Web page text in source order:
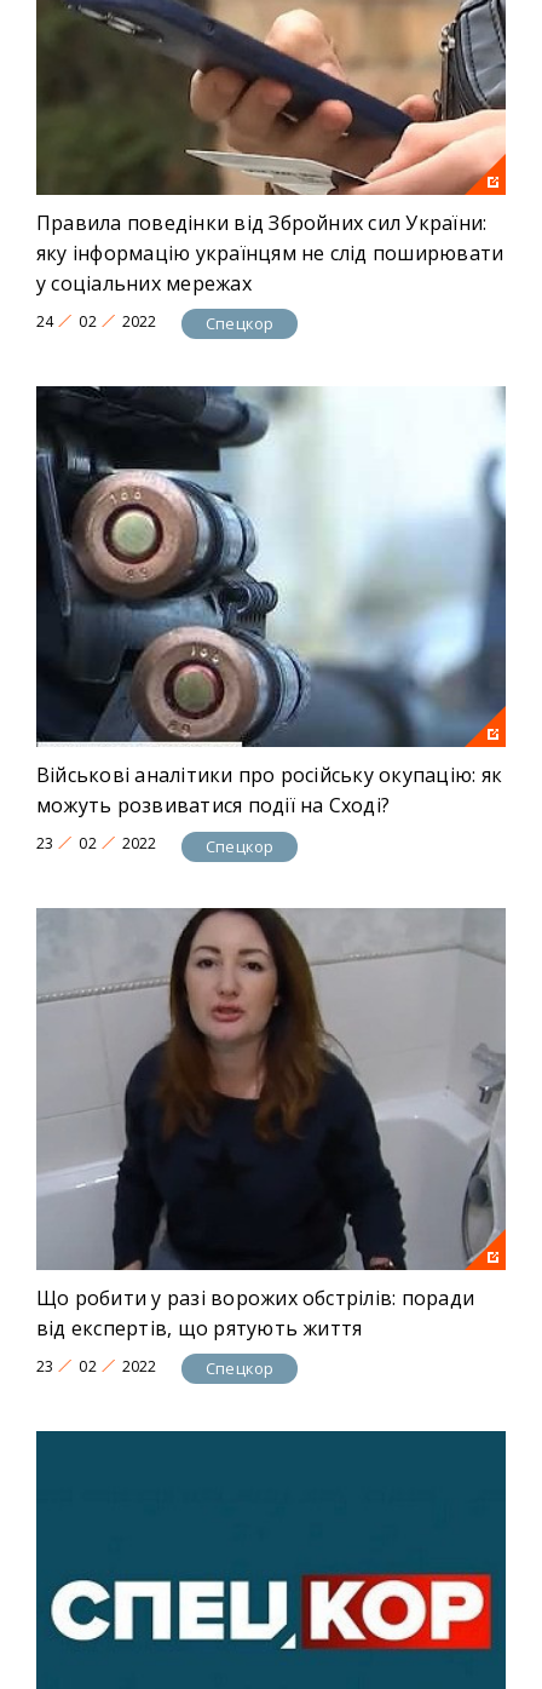
Правила поведінки від Збройних сил України:
яку інформацію українцям не слід поширювати
у соціальних мережах
24 02 2022 Спецкор
Військові аналітики про російську окупацію: як
можуть розвиватися події на Сході?
23 02 2022 Спецкор
Що робити у разі ворожих обстрілів: поради
від експертів, що рятують життя
23 02 2022 Спецкор